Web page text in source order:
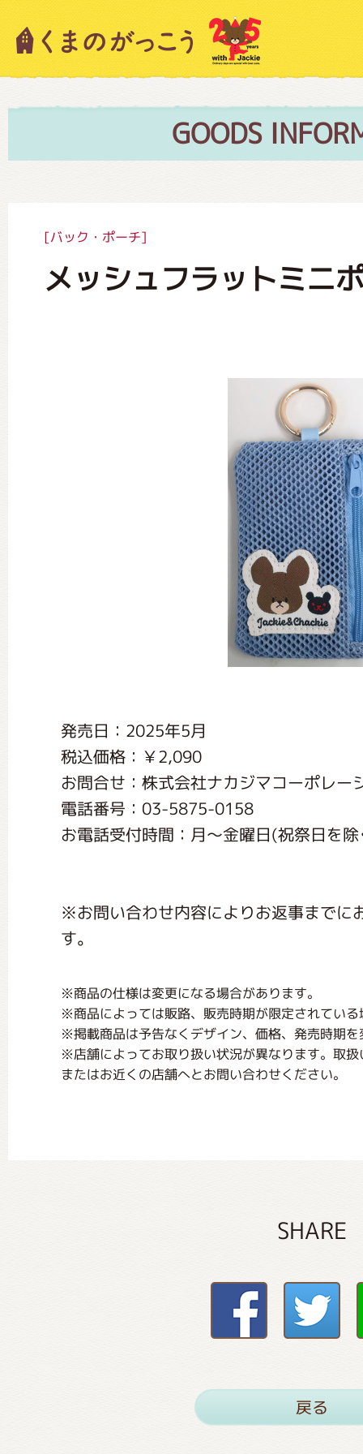
GOODS
[バック・ポーチ]
メッシュフラットミニ
発売日：2025年5月
税込価格：￥2,090
お問合せ：株式会社ナカジマコーポレー
電話番号：03-5875-0158
お電話受付時間：月〜金曜日(祝祭日を
※お問い合わせ内容によりお返事までに
す。
※商品の仕様は変更になる場合があります。
※商品によっては販路、販売時期が限定されてい
※掲載商品は予告なくデザイン、価格、発売時期
※店舗によってお取り扱い状況が異なります。取
またはお近くの店舗へとお問い合わせください。
SHARE
戻る
キャラクター紹介
絵本・作家紹介
グッズインフォメーション
ミュージカル・コンサート
おたのしみコンテンツ(クイズ・
チア ジャッキーズ！
くまのがっこう しょくいんしつ
くまのがっこう 家庭科部